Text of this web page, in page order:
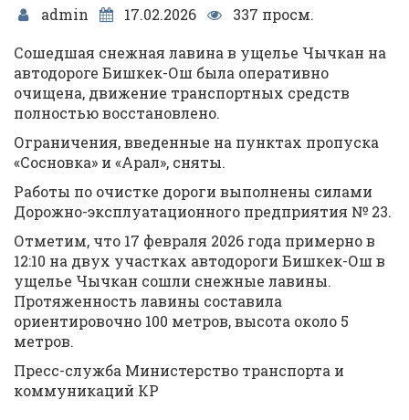
admin 17.02.2026
337 просм.
Сошедшая снежная лавина в ущелье Чычкан на
автодороге Бишкек-Ош была оперативно
очищена, движение транспортных средств
полностью восстановлено.
Ограничения, введенные на пунктах пропуска
«Сосновка» и «Арал», сняты.
Работы по очистке дороги выполнены силами
Дорожно-эксплуатационного предприятия № 23.
Отметим, что 17 февраля 2026 года примерно в
12:10 на двух участках автодороги Бишкек-Ош в
ущелье Чычкан сошли снежные лавины.
Протяженность лавины составила
ориентировочно 100 метров, высота около 5
метров.
Пресс-служба Министерство транспорта и
коммуникаций КР